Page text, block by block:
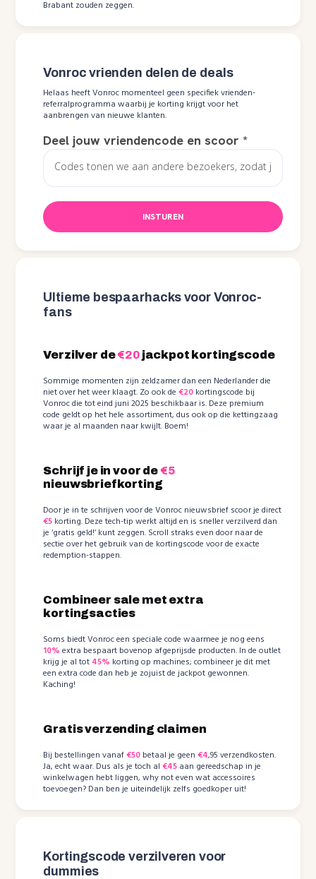
Brabant zouden zeggen.
Vonroc vrienden delen de deals
Helaas heeft Vonroc momenteel geen specifiek vrienden-
referralprogramma waarbij je korting krijgt voor het
aanbrengen van nieuwe klanten.
Deel jouw vriendencode en scoor*
INSTUREN
Ultieme bespaarhacks voor Vonroc-
fans
Verzilver de€20jackpot kortingscode
Sommige momenten zijn zeldzamer dan een Nederlander die
niet over het weer klaagt. Zo ook de€20 kortingscode bij
Vonroc die tot eind juni 2025 beschikbaar is. Deze premium
code geldt op het hele assortiment, dus ook op die kettingzaag
waar je al maanden naar kwijlt. Boem!
Schrijf je in voor de €5
nieuwsbriefkorting
Door je in te schrijven voor de Vonroc nieuwsbrief scoor je direct
€5 korting. Deze tech-tip werkt altijd en is sneller verzilverd dan
je ‘gratis geld!’ kunt zeggen. Scroll straks even door naar de
sectie over het gebruik van de kortingscode voor de exacte
redemption-stappen.
Combineer sale met extra
kortingsacties
Soms biedt Vonroc een speciale code waarmee je nog eens
10% extra bespaart bovenop afgeprijsde producten. In de outlet
krijg je al tot 45% korting op machines; combineer je dit met
een extra code dan heb je zojuist de jackpot gewonnen.
Kaching!
Gratis verzending claimen
Bij bestellingen vanaf€50 betaal je geen€4,95 verzendkosten.
Ja, echt waar. Dus als je toch al€45 aan gereedschap in je
winkelwagen hebt liggen, why not even wat accessoires
toevoegen? Dan ben je uiteindelijk zelfs goedkoper uit!
Kortingscode verzilveren voor
dummies